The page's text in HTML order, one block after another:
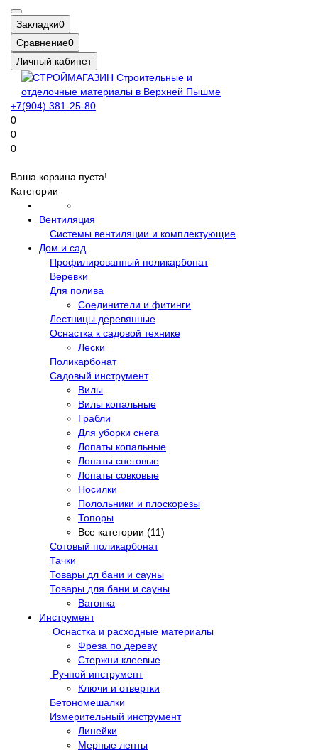
Закладки0
Сравнение0
Личный кабинет
+7(904) 381-25-80
0
0
0
Ваша корзина пуста!
Категории
Вентиляция
Системы вентиляции и комплектующие
Дом и сад
Профилированный поликарбонат
Веревки
Для полива
Соединители и фитинги
Лестницы деревянные
Оснастка к садовой технике
Лески
Поликарбонат
Садовый инструмент
Вилы
Вилы копальные
Грабли
Для уборки снега
Лопаты копальные
Лопаты снеговые
Лопаты совковые
Носилки
Полольники и плоскорезы
Топоры
Все категории (11)
Сотовый поликарбонат
Тачки
Товары дл бани и сауны
Товары для бани и сауны
Вагонка
Инструмент
Оснастка и расходные материалы
Фреза по дереву
Стержни клеевые
Ручной инструмент
Ключи и отвертки
Бетономешалки
Измерительный инструмент
Линейки
Мерные ленты